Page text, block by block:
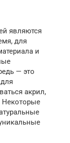
являются
для
и
— это
акрил,
Некоторые